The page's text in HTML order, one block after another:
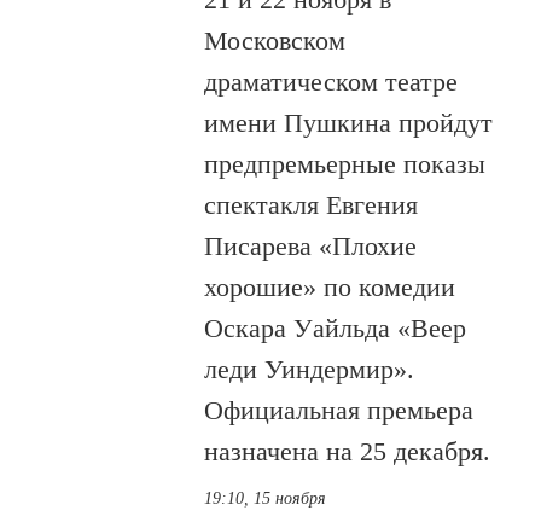
Московском
драматическом театре
имени Пушкина пройдут
предпремьерные показы
спектакля Евгения
Писарева «Плохие
хорошие» по комедии
Оскара Уайльда «Веер
леди Уиндермир».
Официальная премьера
назначена на 25 декабря.
19:10, 15 ноября